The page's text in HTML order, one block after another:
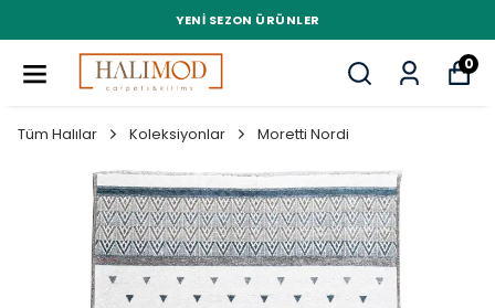
YENI SEZON ÜRÜNLER
0
Tüm Halılar Koleksiyonlar Moretti Nordi